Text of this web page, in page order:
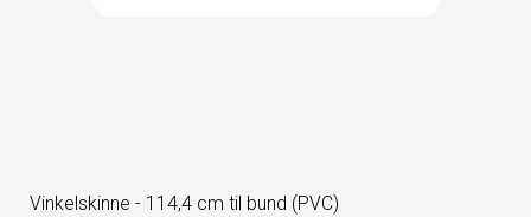
Vinkelskinne - 114,4 cm til bund (PVC)